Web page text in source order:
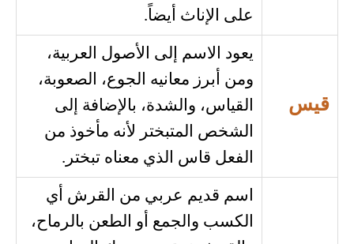
على الإناث أيضاً.
قيس
يعود الاسم إلى الأصول العربية،
ومن أبرز معانيه الجوع، الصعوبة،
القياس، والشدة، بالإضافة إلى
الشخص المتبختر لأنه مأخوذ من
الفعل قاس الذي معناه تبختر.
اسم قديم عربي من القرش أي
الكسب والجمع أو الطعن بالرماح،